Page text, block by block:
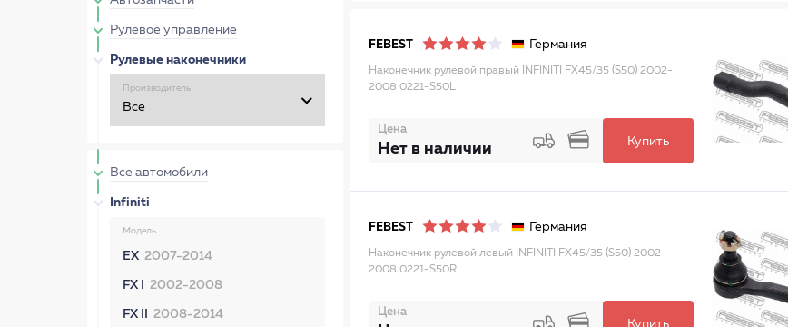
Рулевое управление
Рулевые наконечники
Производитель
Все автомобили
Infiniti
Модель
EX 2007-2014
FX I 2002-2008
FX II 2008-2014
FEBEST Германия
Наконечник рулевой правый INFINITI FX45/35 (S50) 2002-
2008 0221-S50L
Цена
Нет в наличии Купить
FEBEST Германия
Наконечник рулевой левый INFINITI FX45/35 (S50) 2002-
2008 0221-S50R
Цена
Купить